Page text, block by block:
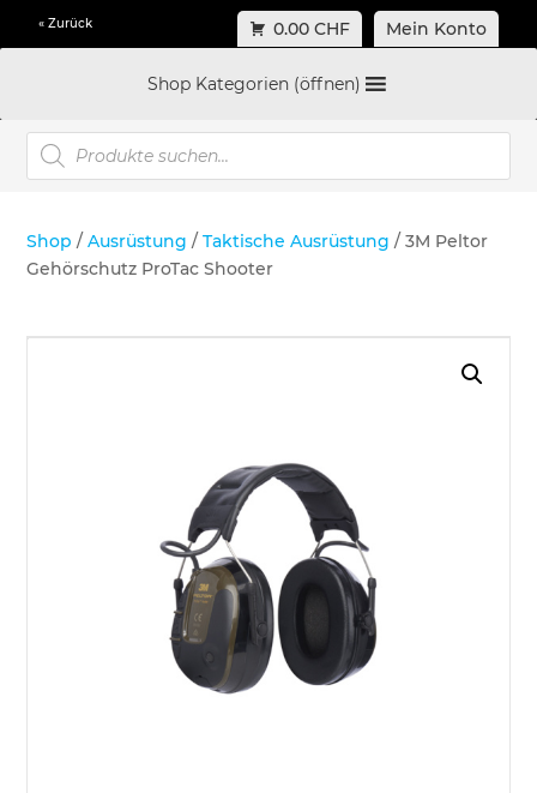
« Zurück 0.00 CHF Mein Konto
Shop Kategorien (öffnen)
Products
search
Shop /Ausrüstung /Taktische Ausrüstung / 3M Peltor
Gehörschutz ProTac Shooter